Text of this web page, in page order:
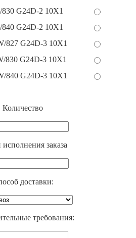
G24D-2 10X1
G24D-2 10X1
827 G24D-3 10X1
830 G24D-3 10X1
840 G24D-3 10X1
Количество
заказа
доставки:
требования: